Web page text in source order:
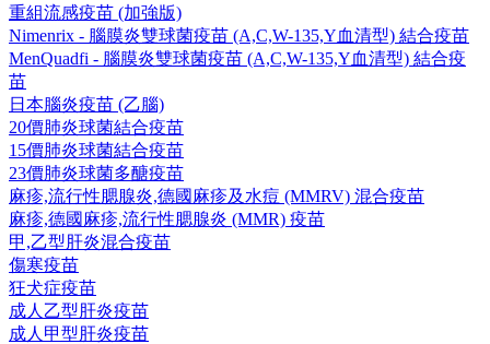
重組流感疫苗 (加強版)
Nimenrix - 腦膜炎雙球菌疫苗 (A,C,W-135,Y血清型) 結合疫苗
MenQuadfi - 腦膜炎雙球菌疫苗 (A,C,W-135,Y血清型) 結合疫
苗
日本腦炎疫苗 (乙腦)
20價肺炎球菌結合疫苗
15價肺炎球菌結合疫苗
23價肺炎球菌多醣疫苗
麻疹,流行性腮腺炎,德國麻疹及水痘 (MMRV) 混合疫苗
麻疹,德國麻疹,流行性腮腺炎 (MMR) 疫苗
甲,乙型肝炎混合疫苗
傷寒疫苗
狂犬症疫苗
成人乙型肝炎疫苗
成人甲型肝炎疫苗